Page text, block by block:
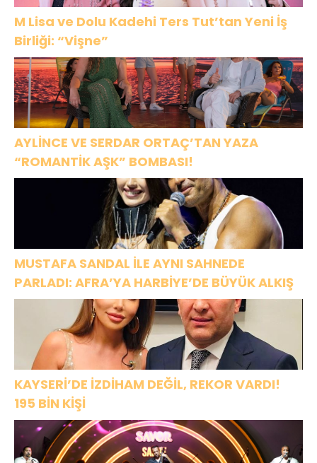
M Lisa ve Dolu Kadehi Ters Tut’tan Yeni İş
Birliği: “Vişne”
AYLİNCE VE SERDAR ORTAÇ’TAN YAZA
“ROMANTİK AŞK” BOMBASI!
MUSTAFA SANDAL İLE AYNI SAHNEDE
PARLADI: AFRA’YA HARBİYE’DE BÜYÜK ALKIŞ
KAYSERİ’DE İZDİHAM DEĞİL, REKOR VARDI!
195 BİN KİŞİ